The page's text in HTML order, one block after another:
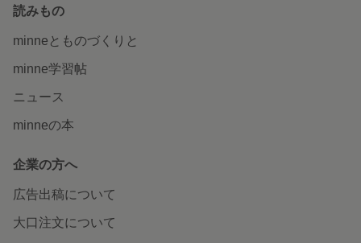
読みもの
minneとものづくりと
minne学習帖
ニュース
minneの本
企業の方へ
広告出稿について
大口注文について